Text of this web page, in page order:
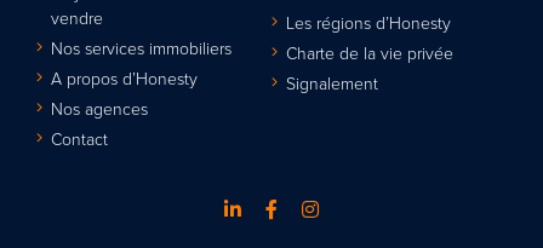
vendre
Nos services immobiliers
A propos d’Honesty
Nos agences
Contact
Les régions d’Honesty
Charte de la vie privée
Signalement